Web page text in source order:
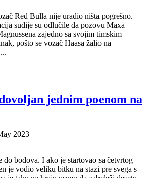
Red Bulla nije uradio ništa pogrešno.
sudije su odlučile da pozovu Maxa
zajedno sa svojim timskim
pošto se vozač Haasa žalio na
jednim poenom na
2023
do bodova. I ako je startovao sa četvrtog
je vodio veliku bitku na stazi pre svega s